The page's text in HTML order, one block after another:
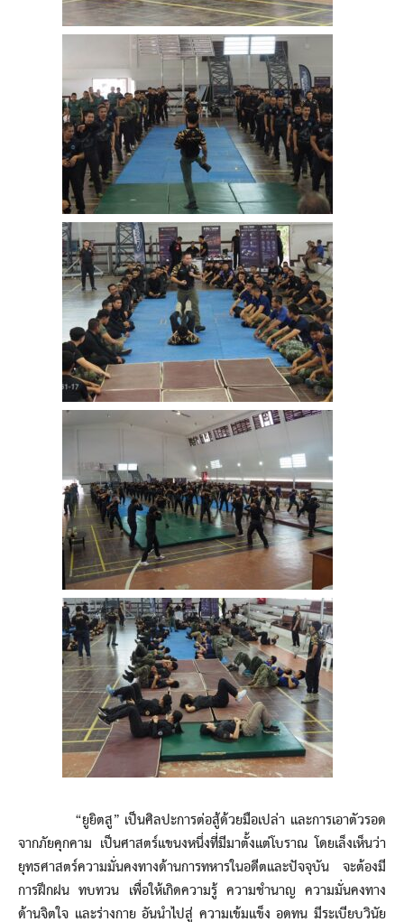
“ยูยิตสู” เป็นศิลปะการต่อสู้ด้วยมือเปล่า และการเอาตัวรอด
จากภัยคุกคาม เป็นศาสตร์แขนงหนึ่งที่มีมาตั้งแต่โบราณ โดยเล็งเห็นว่า
ยุทธศาสตร์ความมั่นคงทางด้านการทหารในอดีตและปัจจุบัน จะต้องมี
การฝึกฝน ทบทวน เพื่อให้เกิดความรู้ ความชำนาญ ความมั่นคงทาง
ด้านจิตใจ และร่างกาย อันนำไปสู่ ความเข้มแข็ง อดทน มีระเบียบวินัย